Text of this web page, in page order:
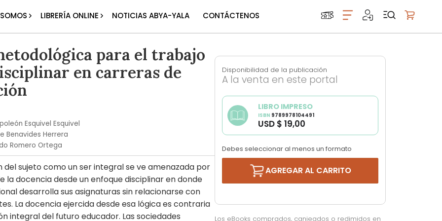
LIBRERÍA ONLINE NOTICIAS ABYA-YALA CONTÁCTENOS
para el trabajo
en carreras de
Esquivel Esquivel
Benavides Herrera
Romero Ortega
del sujeto como un ser integral se ve amenazada por
la docencia desde un enfoque disciplinar en donde
desarrolla sus asignaturas sin relacionarse con
La docencia ejercida desde esa lógica es contraria
integral del futuro educador. Las sociedades
Disponibilidad de la publicación
A la venta en este portal
LIBRO IMPRESO
ISBN 9789978104491
USD $ 19,00
Debes seleccionar al menos un formato
AGREGAR AL CARRITO
Los eBooks comprados, canjeados o redimidos en